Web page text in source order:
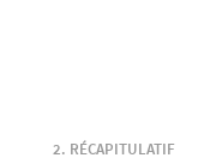
RÉCAPITULATIF